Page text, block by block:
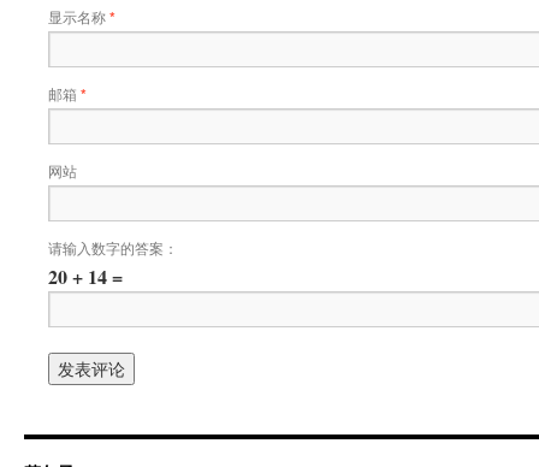
显示名称*
邮箱 *
网站
请输入数字的答案：
20 + 14 =